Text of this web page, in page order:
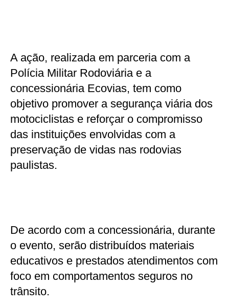
A ação, realizada em parceria com a
Polícia Militar Rodoviária e a
concessionária Ecovias, tem como
objetivo promover a segurança viária dos
motociclistas e reforçar o compromisso
das instituições envolvidas com a
preservação de vidas nas rodovias
paulistas.
De acordo com a concessionária, durante
o evento, serão distribuídos materiais
educativos e prestados atendimentos com
foco em comportamentos seguros no
trânsito.